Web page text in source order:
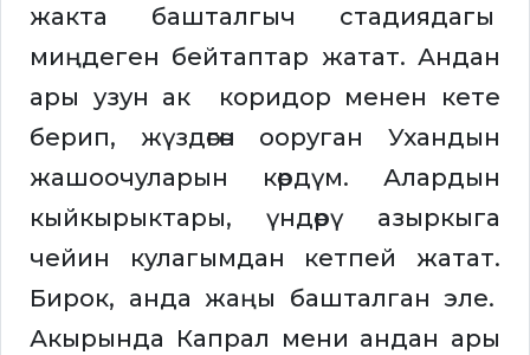
жакта башталгыч стадиядагы
миңдеген бейтаптар жатат. Андан
ары узун ак коридор менен кете
берип, жүздөгөн ооруган Ухандын
жашоочуларын көрдүм. Алардын
кыйкырыктары, үндөрү азыркыга
чейин кулагымдан кетпей жатат.
Бирок, анда жаңы башталган эле.
Акырында Капрал мени андан ары